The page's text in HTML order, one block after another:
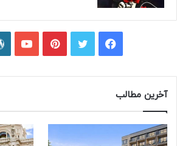
فیسبوکتوییترپینتریست
آخرین مطالب